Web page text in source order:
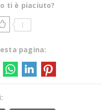
ti è piaciuto?
1
pagina: